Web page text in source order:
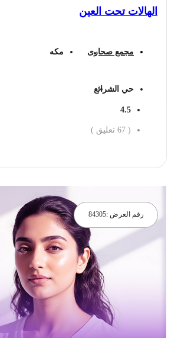
الهالات تحت العين
مجمع صحارى مكه
حي الشرائع
4.5
67 تعليق )
رقم العرض :84305